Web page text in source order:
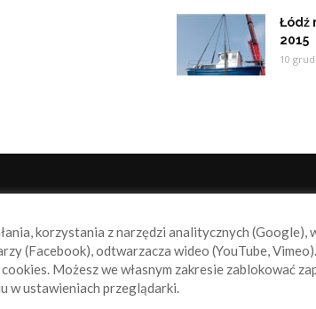
Łódź
2015
10
szukają aktualnych
motorowodniactwa i
korzystania z narzędzi analitycznych (Google),
(Facebook), odtwarzacza wideo (YouTube, Vimeo).
Możesz we własnym zakresie zablokować
w ustawieniach przeglądarki.